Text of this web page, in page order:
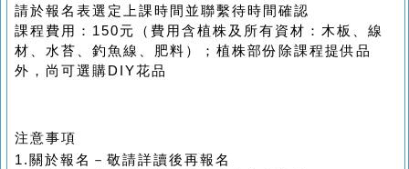
請於報名表選定上課時間並聯繫待時間確認
課程費用：150元（費用含植株及所有資材：木板、線
材、水苔、釣魚線、肥料）；植株部份除課程提供品
外，尚可選購DIY花品
注意事項
1.關於報名－敬請詳讀後再報名